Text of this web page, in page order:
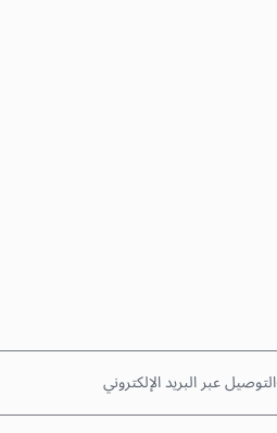
التوصيل عبر البريد الإلكتروني